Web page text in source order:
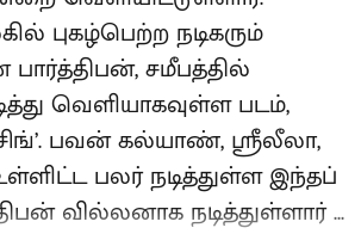
புகழ்பெற்ற நடிகரும்
பார்த்திபன், சமீபத்தில்
வெளியாகவுள்ள படம்,
பவன் கல்யாண், ஸ்ரீலீலா,
பலர் நடித்துள்ள இந்தப்
வில்லனாக நடித்துள்ளார் ...